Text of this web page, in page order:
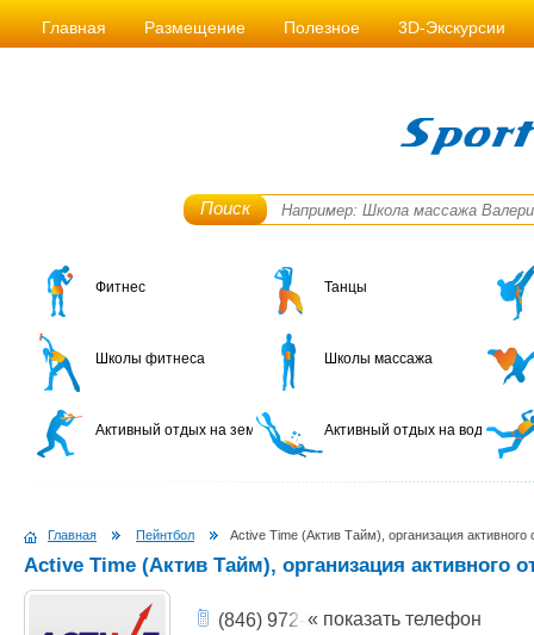
Главная Размещение Полезное 3D-Экскурсии
Поиск
Фитнес Танцы
Школы фитнеса Школы массажа
Активный отдых на земле Активный отдых на воде
Главная Пейнтбол Active Time (Актив Тайм), организация активного
Active Time (Актив Тайм), организация активного
(846) 972-83-88« показать телефон